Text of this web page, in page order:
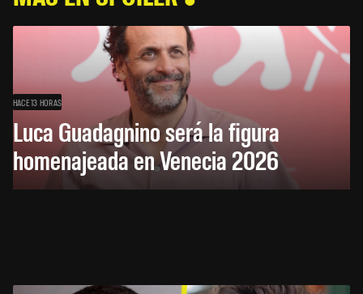
HACE 13 HORAS
Luca Guadagnino será la figura
homenajeada en Venecia 2026